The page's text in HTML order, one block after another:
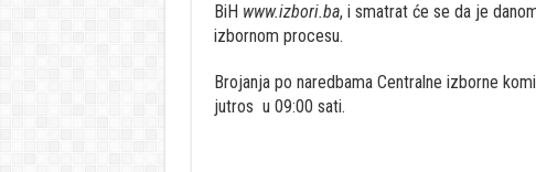
BiH www.izbori.ba, i smatrat će se da je
izbornom procesu.
Brojanja po naredbama Centralne izborne
jutros u 09:00 sati.